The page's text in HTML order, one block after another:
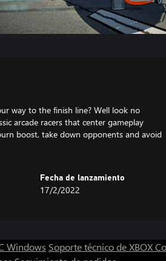
way to the finish line? Well look no
arcade racers that center gameplay
boost, take down opponents and avoid
Fecha de lanzamiento
17/2/2022
Windows Soporte técnico de XBOX